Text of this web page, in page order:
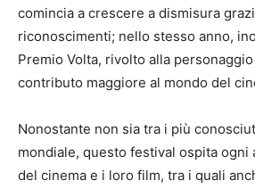
comincia a crescere a dismisura
riconoscimenti; nello stesso anno,
Premio Volta, rivolto alla
contributo maggiore al mondo del
Nonostante non sia tra i più
mondiale, questo festival ospita ogni
del cinema e i loro film, tra i quali